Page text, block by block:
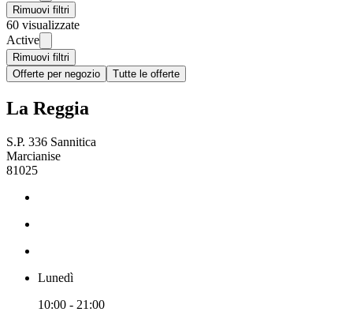
Rimuovi filtri
60 visualizzate
Active
Rimuovi filtri
Offerte per negozio
Tutte le offerte
La Reggia
S.P. 336 Sannitica
Marcianise
81025
Lunedì
10:00 - 21:00